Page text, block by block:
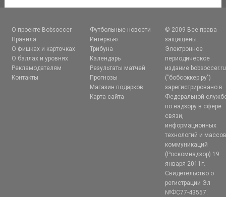
О проекте Bobsoccer
Правила
О фишках и карточках
О баллах и уровнях
Рекламодателям
Контакты
Футбольные новости
Интервью
Трибуна
Календарь
Результаты матчей
Прогнозы
Магазин подарков
Карта сайта
© 2009 Все права
защищены.
Электронное
периодическое
издание bobsoccer.ru
("бобсоккер.ру")
зарегистрировано в
Федеральной
по надзору в сфере
связи,
информационных
технологий и
коммуникаций
(Роскомнадзор) 19
января 2011г.
Свидетельство о
регистрации Эл
№ФС77-43557.